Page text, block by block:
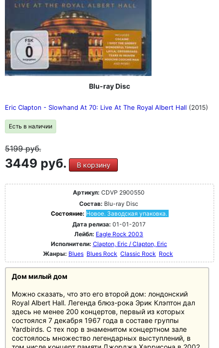
Blu-ray Disc
Eric Clapton - Slowhand At 70: Live At The Royal Albert Hall (2015)
Есть в наличии
5199руб.
3449 руб. В корзину
Артикул: CDVP 2900550
Состав: Blu-ray Disc
Состояние: Новое. Заводская упаковка.
Дата релиза: 01-01-2017
Лейбл: Eagle Rock 2003
Исполнители: Clapton, Eric / Clapton, Eric
Жанры: Blues Blues Rock Classic Rock Rock
Дом милый дом
Можно сказать, что это его второй дом: лондонский
Royal Albert Hall. Легенда блюз-рока Эрик Клэптон дал
здесь не менее 200 концертов, первый из которых
состоялся 7 декабря 1967 года в составе группы
Yardbirds. С тех пор в знаменитом концертном зале
состоялось множество легендарных выступлений, в